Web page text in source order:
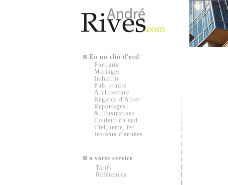
En un clin d'oeil
Portraits
Mariages
Industrie
Pub, studio
Architecture
Regards d'Allier
Reportages
& illustrations
Couleur du sud
Ciel, terre, fer
Instants d'années
à votre service
Tarifs
Références